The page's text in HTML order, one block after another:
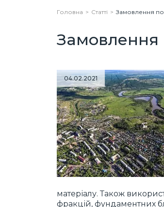
Головна Статті Замовлення по
Замовлення
04.02.2021
матеріалу. Також
фракцій, фундаментних